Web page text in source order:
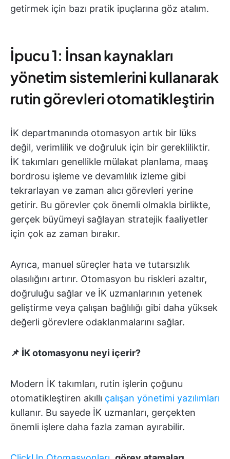
getirmek için bazı pratik ipuçlarına göz atalım.
İpucu 1: İnsan kaynakları
yönetim sistemlerini kullanarak
rutin görevleri otomatikleştirin
İK departmanında otomasyon artık bir lüks
değil, verimlilik ve doğruluk için bir gerekliliktir.
İK takımları genellikle mülakat planlama, maaş
bordrosu işleme ve devamlılık izleme gibi
tekrarlayan ve zaman alıcı görevleri yerine
getirir. Bu görevler çok önemli olmakla birlikte,
gerçek büyümeyi sağlayan stratejik faaliyetler
için çok az zaman bırakır.
Ayrıca, manuel süreçler hata ve tutarsızlık
olasılığını artırır. Otomasyon bu riskleri azaltır,
doğruluğu sağlar ve İK uzmanlarının yetenek
geliştirme veya çalışan bağlılığı gibi daha yüksek
değerli görevlere odaklanmalarını sağlar.
📌 İK otomasyonu neyi içerir?
Modern İK takımları, rutin işlerin çoğunu
otomatikleştiren akıllı çalışan yönetimi yazılımları
kullanır. Bu sayede İK uzmanları, gerçekten
önemli işlere daha fazla zaman ayırabilir.